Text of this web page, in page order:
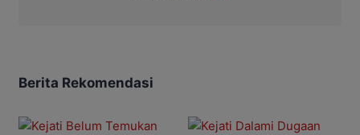
Berita Rekomendasi